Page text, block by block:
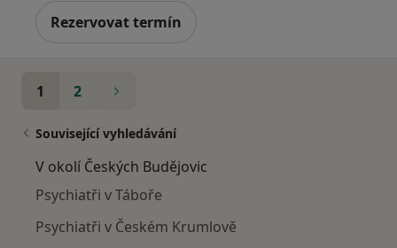
Rezervovat termín
1 2
Související vyhledávání
V okolí Českých Budějovic
Psychiatři v Táboře
Psychiatři v Českém Krumlově